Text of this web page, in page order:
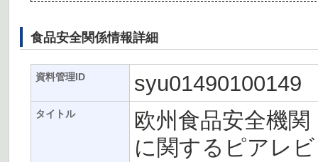
食品安全関係情報詳細
資料管理ID syu01490100149
タイトル
欧州食品安全機
に関するピアレ